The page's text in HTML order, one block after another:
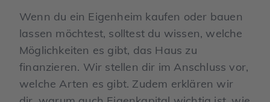
Wenn du ein Eigenheim kaufen oder bauen
lassen möchtest, solltest du wissen, welche
Möglichkeiten es gibt, das Haus zu
finanzieren. Wir stellen dir im Anschluss vor,
welche Arten es gibt. Zudem erklären wir